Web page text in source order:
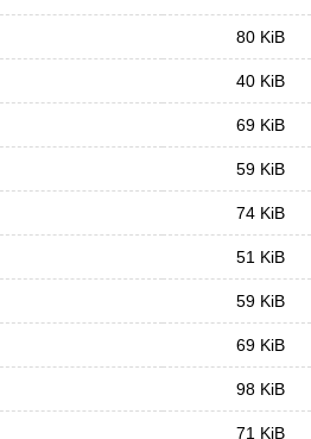
80 KiB
40 KiB
69 KiB
59 KiB
74 KiB
51 KiB
59 KiB
69 KiB
98 KiB
71 KiB